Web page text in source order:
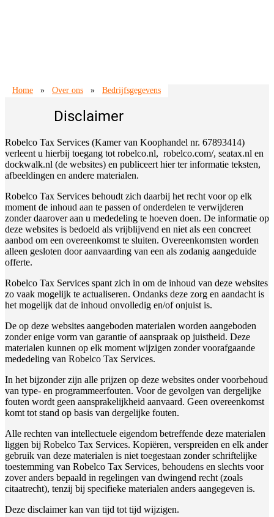
Home » Over ons » Bedrijfsgegevens
Disclaimer
Robelco Tax Services (Kamer van Koophandel nr. 67893414)
verleent u hierbij toegang tot robelco.nl, robelco.com/, seatax.nl en
dockwalk.nl (de websites) en publiceert hier ter informatie teksten,
afbeeldingen en andere materialen.
Robelco Tax Services behoudt zich daarbij het recht voor op elk
moment de inhoud aan te passen of onderdelen te verwijderen
zonder daarover aan u mededeling te hoeven doen. De informatie op
deze websites is bedoeld als vrijblijvend en niet als een concreet
aanbod om een overeenkomst te sluiten. Overeenkomsten worden
alleen gesloten door aanvaarding van een als zodanig aangeduide
offerte.
Robelco Tax Services spant zich in om de inhoud van deze websites
zo vaak mogelijk te actualiseren. Ondanks deze zorg en aandacht is
het mogelijk dat de inhoud onvolledig en/of onjuist is.
De op deze websites aangeboden materialen worden aangeboden
zonder enige vorm van garantie of aanspraak op juistheid. Deze
materialen kunnen op elk moment wijzigen zonder voorafgaande
mededeling van Robelco Tax Services.
In het bijzonder zijn alle prijzen op deze websites onder voorbehoud
van type- en programmeerfouten. Voor de gevolgen van dergelijke
fouten wordt geen aansprakelijkheid aanvaard. Geen overeenkomst
komt tot stand op basis van dergelijke fouten.
Alle rechten van intellectuele eigendom betreffende deze materialen
liggen bij Robelco Tax Services. Kopiëren, verspreiden en elk ander
gebruik van deze materialen is niet toegestaan zonder schriftelijke
toestemming van Robelco Tax Services, behoudens en slechts voor
zover anders bepaald in regelingen van dwingend recht (zoals
citaatrecht), tenzij bij specifieke materialen anders aangegeven is.
Deze disclaimer kan van tijd tot tijd wijzigen.